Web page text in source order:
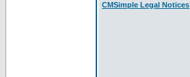
CMSimple Legal Notices